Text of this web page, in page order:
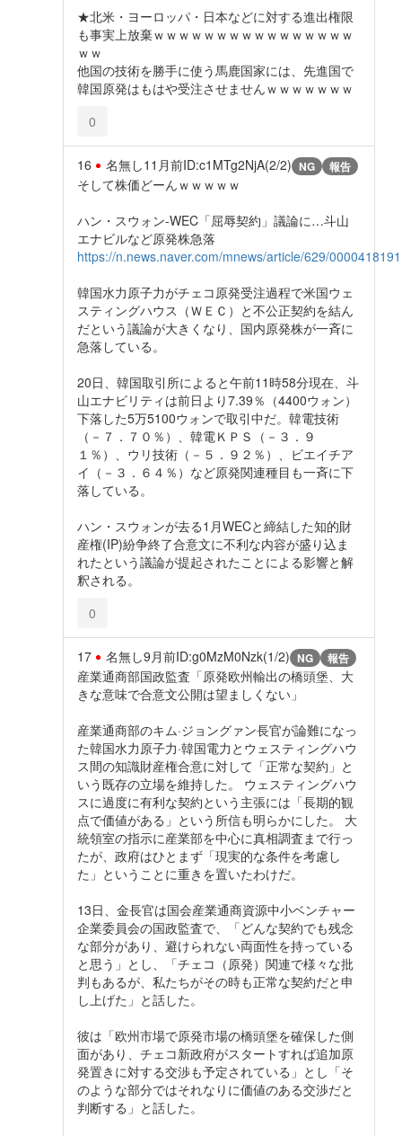
★北米・ヨーロッパ・日本などに対する進出権限
も事実上放棄ｗｗｗｗｗｗｗｗｗｗｗｗｗｗｗｗ
ｗｗ
他国の技術を勝手に使う馬鹿国家には、先進国で
韓国原発はもはや受注させませんｗｗｗｗｗｗｗ
0
16 名無し11月前ID:c1MTg2NjA(2/2) NG 報告
そして株価どーんｗｗｗｗｗ
ハン・スウォン-WEC「屈辱契約」議論に…斗山
エナビルなど原発株急落
https://n.news.naver.com/mnews/article/629/0000418191
韓国水力原子力がチェコ原発受注過程で米国ウェ
スティングハウス（ＷＥＣ）と不公正契約を結ん
だという議論が大きくなり、国内原発株が一斉に
急落している。
20日、韓国取引所によると午前11時58分現在、斗
山エナビリティは前日より7.39％（4400ウォン）
下落した5万5100ウォンで取引中だ。韓電技術
（－７．７０％）、韓電ＫＰＳ（－３．９
１％）、ウリ技術（－５．９２％）、ビエイチア
イ（－３．６４％）など原発関連種目も一斉に下
落している。
ハン・スウォンが去る1月WECと締結した知的財
産権(IP)紛争終了合意文に不利な内容が盛り込ま
れたという議論が提起されたことによる影響と解
釈される。
0
17 名無し9月前ID:g0MzM0Nzk(1/2) NG 報告
産業通商部国政監査「原発欧州輸出の橋頭堡、大
きな意味で合意文公開は望ましくない」
産業通商部のキム·ジョングァン長官が論難になっ
た韓国水力原子力·韓国電力とウェスティングハウ
ス間の知識財産権合意に対して「正常な契約」と
いう既存の立場を維持した。 ウェスティングハウ
スに過度に有利な契約という主張には「長期的観
点で価値がある」という所信も明らかにした。 大
統領室の指示に産業部を中心に真相調査まで行っ
たが、政府はひとまず「現実的な条件を考慮し
た」ということに重きを置いたわけだ。
13日、金長官は国会産業通商資源中小ベンチャー
企業委員会の国政監査で、「どんな契約でも残念
な部分があり、避けられない両面性を持っている
と思う」とし、「チェコ（原発）関連で様々な批
判もあるが、私たちがその時も正常な契約だと申
し上げた」と話した。
彼は「欧州市場で原発市場の橋頭堡を確保した側
面があり、チェコ新政府がスタートすれば追加原
発置きに対する交渉も予定されている」とし「そ
のような部分ではそれなりに価値のある交渉だと
判断する」と話した。